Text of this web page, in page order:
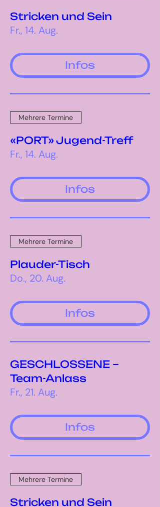
Stricken und Sein
Fr., 14. Aug.
Infos
Mehrere Termine
«PORT» Jugend-Treff
Fr., 14. Aug.
Infos
Mehrere Termine
Plauder-Tisch
Do., 20. Aug.
Infos
GESCHLOSSENE –
Team-Anlass
Fr., 21. Aug.
Infos
Mehrere Termine
Stricken und Sein